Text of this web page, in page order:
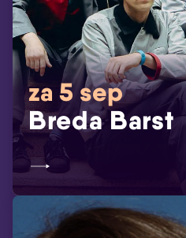
za 5 sep
Breda Barst